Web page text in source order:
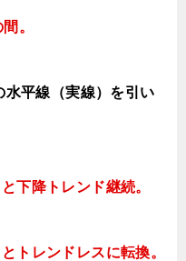
。
平線（実線）を引い
下降トレンド継続。
トレンドレスに転換。